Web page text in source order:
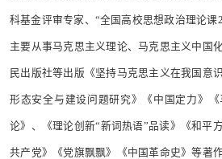
科基金评审专家、“全国高校思想政治理论课
主要从事马克思主义理论、马克思主义中国
民出版社等出版《坚持马克思主义在我国意
形态安全与建设问题研究》《中国定力》
论》、《理论创新“新词热语”品读》《和平
共产党》《党旗飘飘》《中国革命史》等著